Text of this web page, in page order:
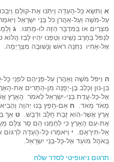
א וַתִּשָּׂא כָּל-הָעֵדָה וַיִּתְּנוּ אֶת-קוֹלָם
עַל-מֹשֶׁה וְעַל-אַהֲרֹן כֹּל בְּנֵי יִשְׂרָאֵל
מִצְרַיִם אוֹ בַּמִּדְבָּר הַזֶּה לוּ-מָתְנוּ. ג
לִנְפֹּל בַּחֶרֶב נָשֵׁינוּ וְטַפֵּנוּ יִהְיוּ לָבַז
אֶל-אָחִיו נִתְּנָה רֹאשׁ וְנָשׁוּבָה מִצְרָיְמָה.
ה וַיִּפֹּל מֹשֶׁה וְאַהֲרֹן עַל-פְּנֵיהֶם לִפְנֵי
בִּן-נוּן וְכָלֵב בֶּן-יְפֻנֶּה מִן-הַתָּרִים אֶת-
אֶל-כָּל-עֲדַת בְּנֵי-יִשְׂרָאֵל לֵאמֹר הָאָרֶץ
מְאֹד מְאֹד. ח אִם-חָפֵץ בָּנוּ יְהוָה
אֶרֶץ אֲשֶׁר-הִוא זָבַת חָלָב וּדְבָשׁ. ט אַךְ
אֶת-עַם הָאָרֶץ כִּי לַחְמֵנוּ הֵם סָר צִלָּם
אַל-תִּירָאֻם. י וַיֹּאמְרוּ כָּל-הָעֵדָה לִרְגּוֹם
בְּאֹהֶל מוֹעֵד אֶל-כָּל-בְּנֵי יִשְׂרָאֵל.
תרגום ניאופיטי לסדר שלח